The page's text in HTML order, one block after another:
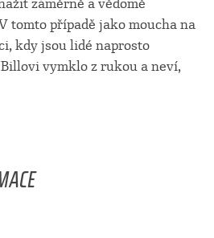
záměrně a vědomě
tomto případě jako moucha na
kdy jsou lidé naprosto
vymklo z rukou a neví,